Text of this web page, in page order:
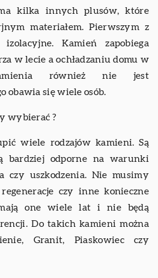
kilka innych plusów, które
materiałem. Pierwszym z
Kamień zapobiega
w lecie a ochładzaniu domu w
również nie jest
obawia się wiele osób.
wybierać ?
wiele rodzajów kamieni. Są
bardziej odporne na warunki
czy uszkodzenia. Nie musimy
czy inne konieczne
one wiele lat i nie będą
Do takich kamieni można
Granit, Piaskowiec czy